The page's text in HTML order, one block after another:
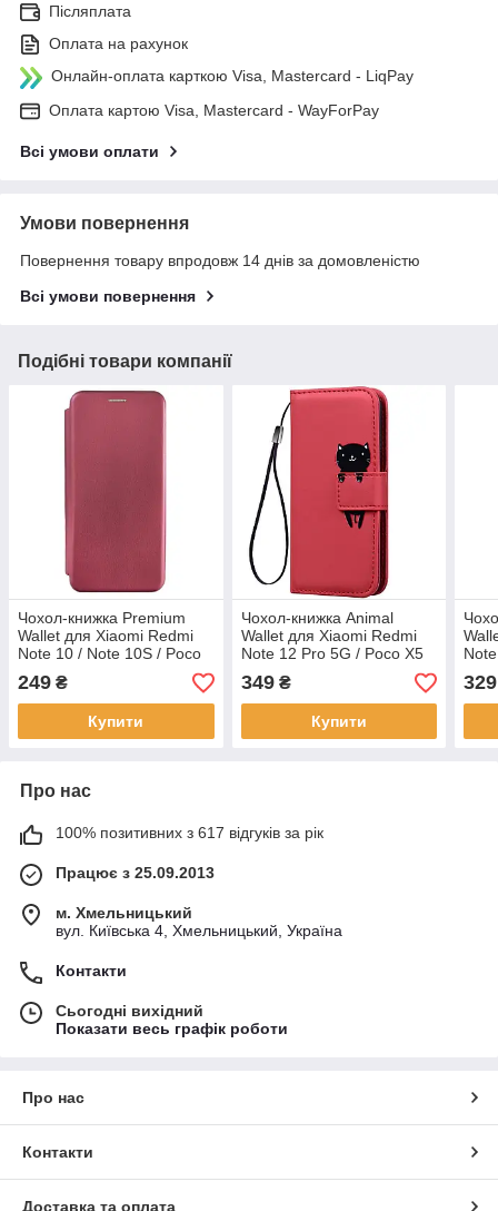
Післяплата
Оплата на рахунок
Онлайн-оплата карткою Visa, Mastercard - LiqPay
Оплата картою Visa, Mastercard - WayForPay
Всі умови оплати
Умови повернення
Повернення товару впродовж 14 днів за домовленістю
Всі умови повернення
Подібні товари компанії
Чохол-книжка Premium
Wallet для Xiaomi Redmi
Note 10 / Note 10S / Poco
M5s Marsala
249 ₴
Купити
Чохол-книжка Animal
Wallet для Xiaomi Redmi
Note 12 Pro 5G / Poco X5
Pro 5G Cat
349₴
Купити
Blue
329
Про нас
100% позитивних з 617 відгуків за рік
Працює з 25.09.2013
м. Хмельницький
вул. Київська 4, Хмельницький, Україна
Контакти
Сьогодні вихідний
Показати весь графік роботи
Про нас
Контакти
Доставка та оплата